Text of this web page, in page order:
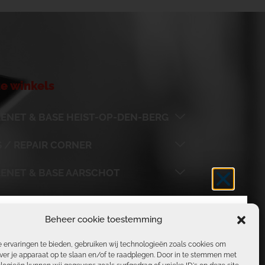
Beheer cookie toestemming
ervaringen te bieden, gebruiken wij technologieën zoals cookies om
je apparaat op te slaan en/of te raadplegen. Door in te stemmen met
winkels
& BASE HEIST-OP-DEN-BERG
VERLOF